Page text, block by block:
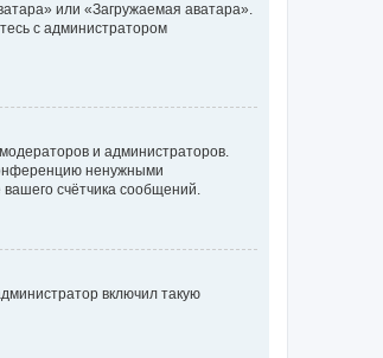
или «Загружаемая аватара».
с администратором
и администраторов.
ненужными
счётчика сообщений.
включил такую